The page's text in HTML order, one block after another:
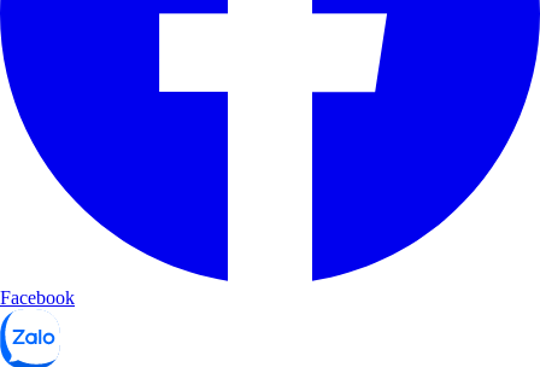
Facebook